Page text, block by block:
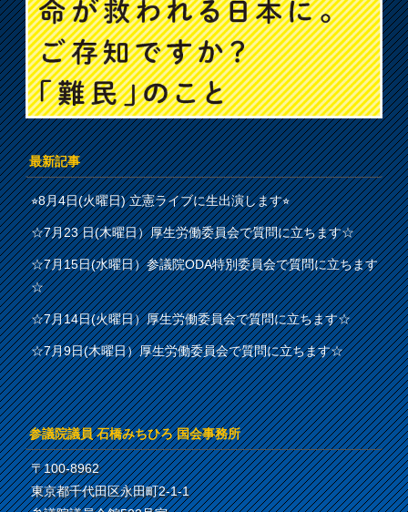
最新記事
⭐︎8月4日(火曜日) 立憲ライブに生出演します⭐︎
☆7月23 日(木曜日）厚生労働委員会で質問に立ちます☆
☆7月15日(水曜日）参議院ODA特別委員会で質問に立ちます
☆
☆7月14日(火曜日）厚生労働委員会で質問に立ちます☆
☆7月9日(木曜日）厚生労働委員会で質問に立ちます☆
参議院議員 石橋みちひろ 国会事務所
〒100-8962
東京都千代田区永田町2-1-1